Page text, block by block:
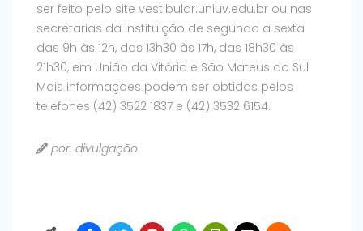
ser feito pelo site vestibular.uniuv.edu.br ou nas
secretarias da instituição de segunda a sexta
das 9h às 12h, das 13h30 às 17h, das 18h30 às
21h30, em União da Vitória e São Mateus do Sul.
Mais informações podem ser obtidas pelos
telefones (42) 3522 1837 e (42) 3532 6154.
por: divulgação